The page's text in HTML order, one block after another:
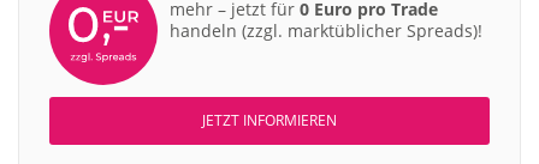
mehr – jetzt für 0 Euro pro Trade
handeln (zzgl. marktüblicher Spreads)!
JETZT INFORMIEREN